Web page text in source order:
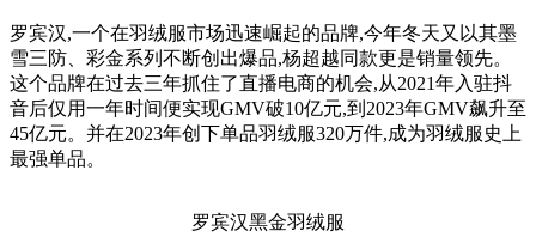
罗宾汉,一个在羽绒服市场迅速崛起的品牌,今年冬天又以其墨
雪三防、彩金系列不断创出爆品,杨超越同款更是销量领先。
这个品牌在过去三年抓住了直播电商的机会,从2021年入驻抖
音后仅用一年时间便实现GMV破10亿元,到2023年GMV飙升至
45亿元。并在2023年创下单品羽绒服320万件,成为羽绒服史上
最强单品。
罗宾汉黑金羽绒服